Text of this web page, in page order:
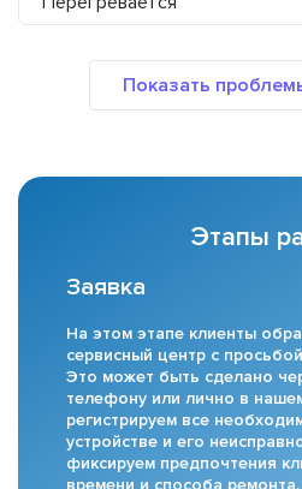
Этапы
Заявка
На этом этапе клиенты
сервисный центр с
Это может быть сделано
телефону или лично в
регистрируем все
устройстве и его
фиксируем предпочтения